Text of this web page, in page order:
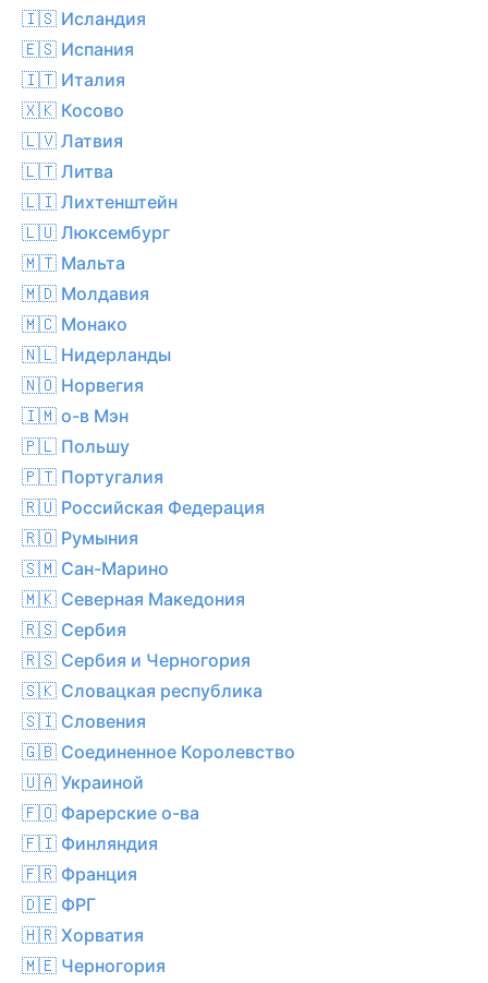
🇮🇸 Исландия
🇪🇸 Испания
🇮🇹 Италия
🇽🇰 Косово
🇱🇻 Латвия
🇱🇹 Литва
🇱🇮 Лихтенштейн
🇱🇺 Люксембург
🇲🇹 Мальта
🇲🇩 Молдавия
🇲🇨 Монако
🇳🇱 Нидерланды
🇳🇴 Норвегия
🇮🇲 о-в Мэн
🇵🇱 Польшу
🇵🇹 Португалия
🇷🇺 Российская Федерация
🇷🇴 Румыния
🇸🇲 Сан-Марино
🇲🇰 Северная Македония
🇷🇸 Сербия
🇷🇸 Сербия и Черногория
🇸🇰 Словацкая республика
🇸🇮 Словения
🇬🇧 Соединенное Королевство
🇺🇦 Украиной
🇫🇴 Фарерские о-ва
🇫🇮 Финляндия
🇫🇷 Франция
🇩🇪 ФРГ
🇭🇷 Хорватия
🇲🇪 Черногория